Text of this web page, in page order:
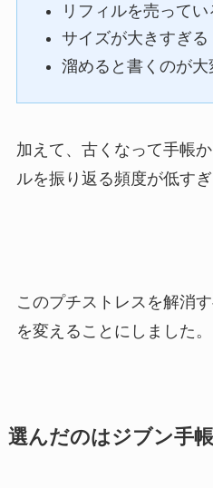
リフィルを売って
サイズが大きすぎる
溜めると書くのが大
加えて、古くなって手帳
ルを振り返る頻度が低す
このプチストレスを解消
を変えることにしました。
選んだのはジブン手